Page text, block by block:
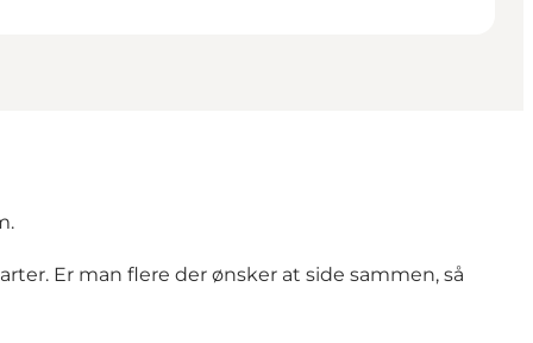
Er man flere der ønsker at side sammen, så